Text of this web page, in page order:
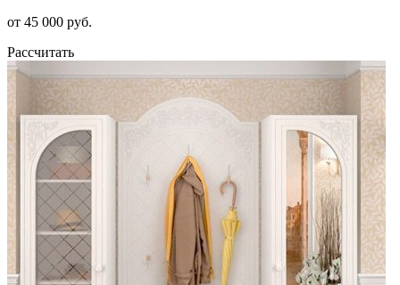
от 45 000 руб.
Рассчитать